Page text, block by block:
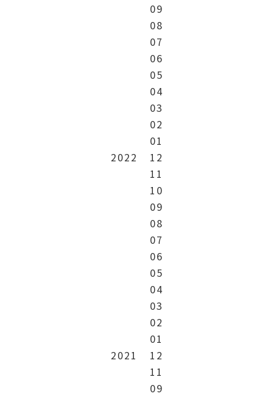
09
08
07
06
05
04
03
02
01
2022
12
11
10
09
08
07
06
05
04
03
02
01
2021
12
11
09